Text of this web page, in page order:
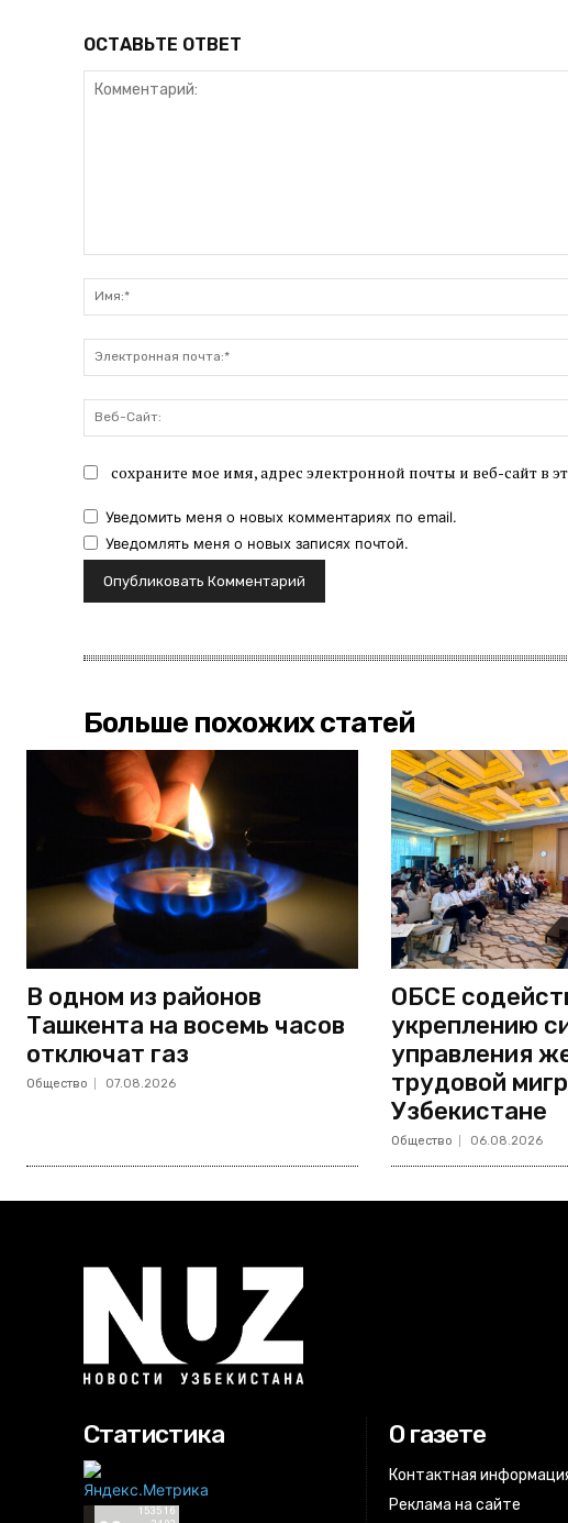
ОСТАВЬТЕ ОТВЕТ
сохраните мое имя, адрес электронной почты и веб-сайт в
Уведомить меня о новых комментариях по email.
Уведомлять меня о новых записях почтой.
Больше похожих статей
В одном из районов
Ташкента на восемь часов
отключат газ
Общество 07.08.2026
ОБСЕ
укреплению
управления
трудовой
Узбекистане
Общество 06.08.2026
Статистика О газете
Контактная
Реклама на сайте